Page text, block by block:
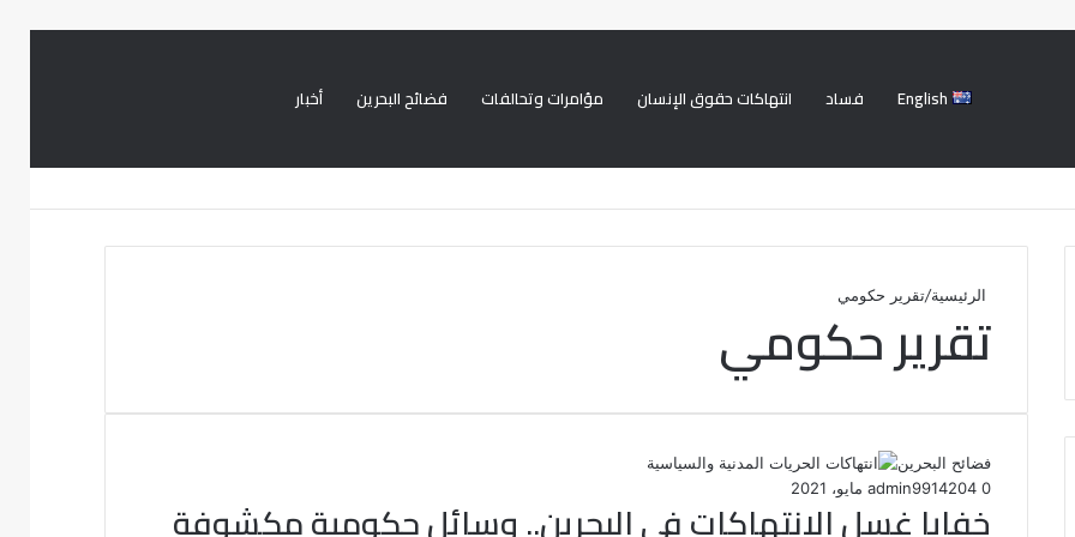
أخبار فضائح البحرين مؤامرات وتحالفات انتهاكات حقوق الإنسان فساد English
الرئيسية/تقرير حكومي
تقرير حكومي
فضائح البحرين
admin9914 مايو، 2021 0
خفايا غسل الانتهاكات في البحرين.. وسائل حكومية مكشوفة